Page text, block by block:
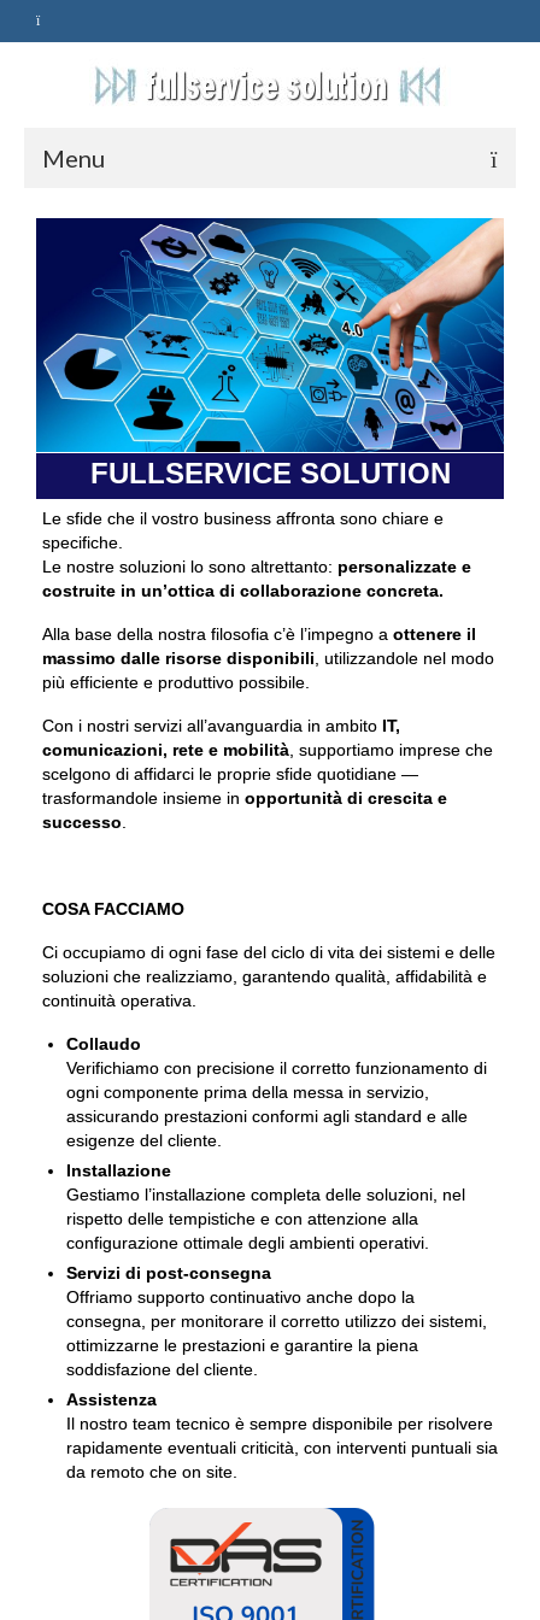
Menu
HOME
ASSISTENZA
POLITICA
Qualità
PRIVACY
CONTATTI
FULLSERVICE SOLUTION
Le sfide che il vostro business affronta sono chiare e
specifiche.
Le nostre soluzioni lo sono altrettanto: personalizzate e
costruite in un’ottica di collaborazione concreta.
Alla base della nostra filosofia c’è l’impegno a ottenere il
massimo dalle risorse disponibili , utilizzandole nel modo
più efficiente e produttivo possibile.
Con i nostri servizi all’avanguardia in ambito IT,
comunicazioni, rete e mobilità , supportiamo imprese che
scelgono di affidarci le proprie sfide quotidiane —
trasformandole insieme in opportunità di crescita e
successo
COSA FACCIAMO
Ci occupiamo di ogni fase del ciclo di vita dei sistemi e delle
soluzioni che realizziamo, garantendo qualità, affidabilità e
continuità operativa.
Collaudo
Verifichiamo con precisione il corretto funzionamento di
ogni componente prima della messa in servizio,
assicurando prestazioni conformi agli standard e alle
esigenze del cliente.
Installazione
Gestiamo l’installazione completa delle soluzioni, nel
rispetto delle tempistiche e con attenzione alla
configurazione ottimale degli ambienti operativi.
Servizi di post-consegna
Offriamo supporto continuativo anche dopo la
consegna, per monitorare il corretto utilizzo dei sistemi,
ottimizzarne le prestazioni e garantire la piena
soddisfazione del cliente.
Assistenza
Il nostro team tecnico è sempre disponibile per risolvere
rapidamente eventuali criticità, con interventi puntuali sia
da remoto che on site.